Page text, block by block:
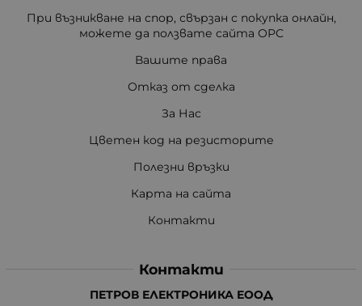
При възникване на спор, свързан с покупка онлайн,
можете да ползвате сайта ОРС
Вашите права
Отказ от сделка
За Нас
Цветен код на резисторите
Полезни връзки
Карта на сайта
Контакти
Контакти
ПЕТРОВ ЕЛЕКТРОНИКА ЕООД